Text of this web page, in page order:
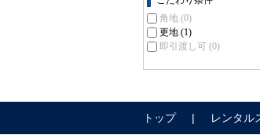
角地 (0)
更地 (1)
即引渡し可 (0)
トップ レンタ